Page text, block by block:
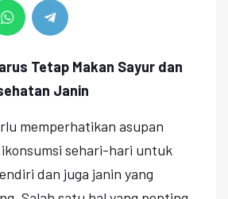
Tetap Makan Sayur dan
Janin
memperhatikan asupan
sehari-hari untuk
dan juga janin yang